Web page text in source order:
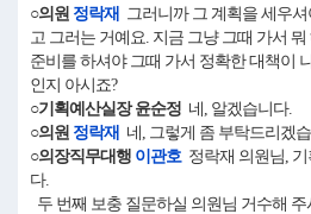
○의원 정락재 그러니까 그 계획을 세우
고 그러는 거예요. 지금 그냥 그때 가서
준비를 하셔야 그때 가서 정확한 대책이
인지 아시죠?
○기획예산실장 윤순정 네, 알겠습니다.
○의원 정락재 네, 그렇게 좀 부탁드리겠
○의장직무대행 이관호정락재 의원님, 기
다.
두 번째 보충 질문하실 의원님 거수해